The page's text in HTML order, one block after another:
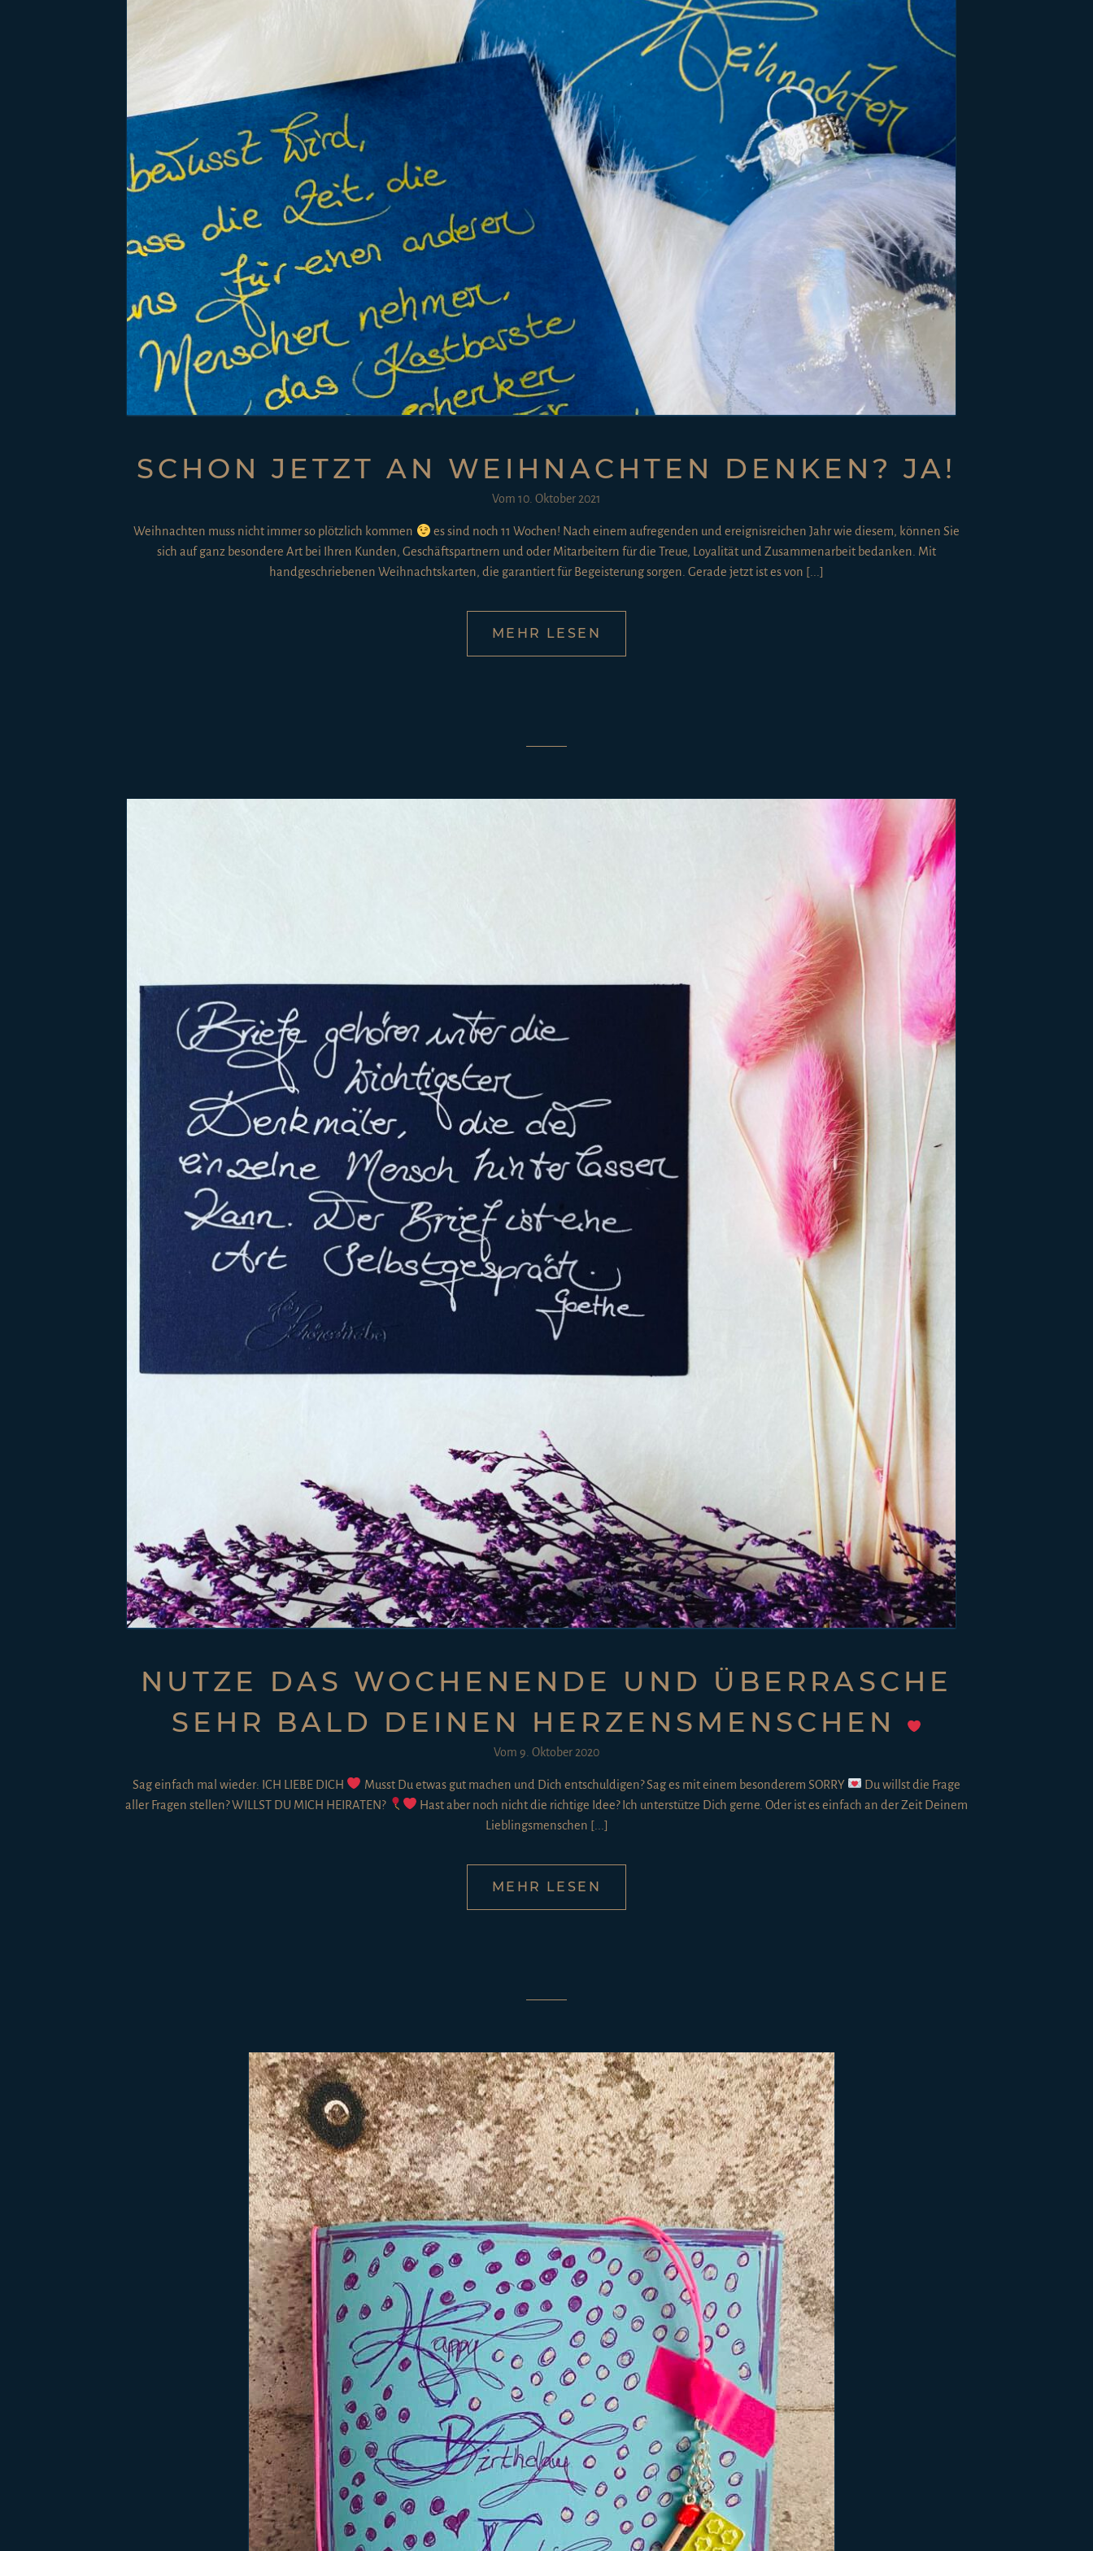
SCHON JETZT AN WEIHNACHTEN DENKEN? JA!
Vom 10. Oktober 2021
Weihnachten muss nicht immer so plötzlich kommen
es sind noch 11 Wochen! Nach einem aufregenden und ereignisreichen Jahr wie diesem, können Sie
sich auf ganz besondere Art bei Ihren Kunden, Geschäftspartnern und oder Mitarbeitern für die Treue, Loyalität und Zusammenarbeit bedanken. Mit
handgeschriebenen Weihnachtskarten, die garantiert für Begeisterung sorgen. Gerade jetzt ist es von [...]
MEHR LESEN
NUTZE DAS WOCHENENDE UND ÜBERRASCHE
SEHR BALD DEINEN HERZENSMENSCHEN
Vom 9. Oktober 2020
Sag einfach mal wieder: ICH LIEBE DICH Musst Du etwas gut machen und Dich entschuldigen? Sag es mit einem besonderem SORRY
Du willst die Frage
aller Fragen stellen? WILLST DU MICH HEIRATEN?
Hast aber noch nicht die richtige Idee? Ich unterstütze Dich gerne. Oder ist es einfach an der Zeit Deinem
Lieblingsmenschen [...]
MEHR LESEN